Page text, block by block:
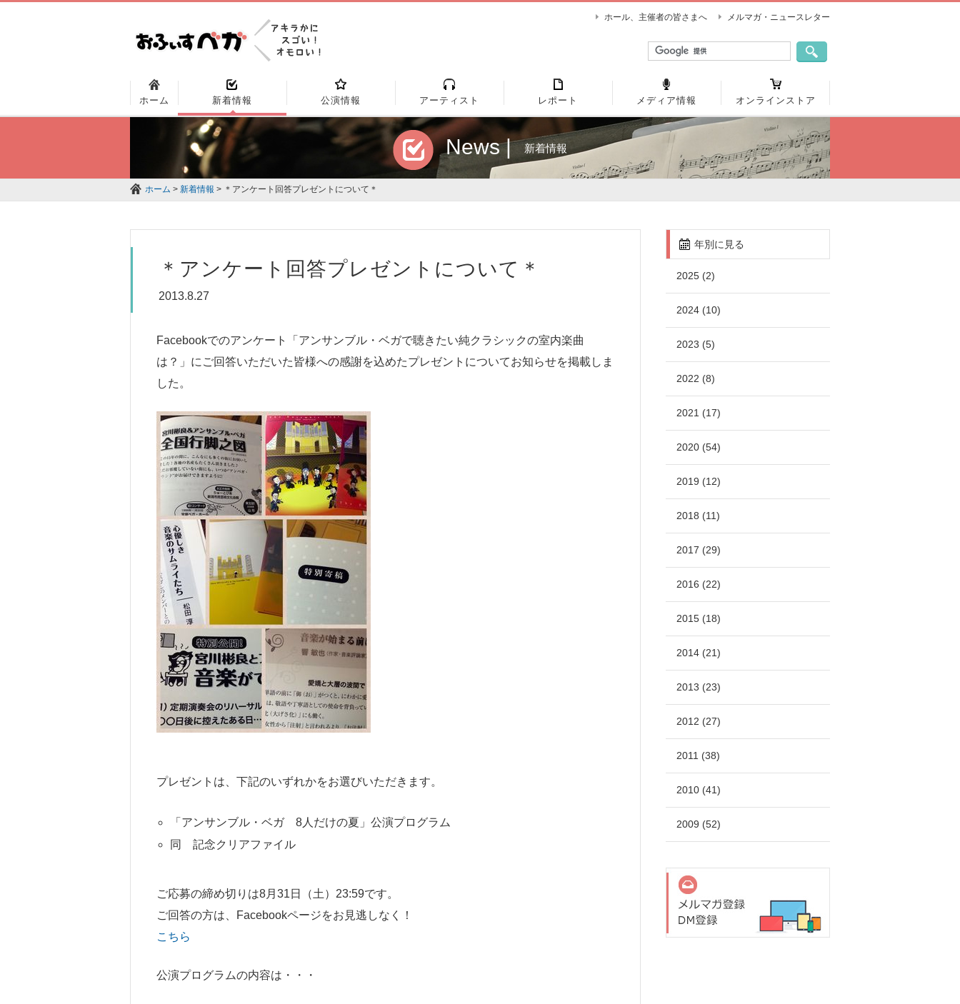
ホール、主催者の皆さまへ メルマガ・ニュースレター
ホーム 新着情報 公演情報 アーティスト レポート メディア情報 オンラインストア
News | 新着情報
ホーム > 新着情報 > ＊アンケート回答プレゼントについて＊
＊アンケート回答プレゼントについて＊
2013.8.27
Facebookでのアンケート「アンサンブル・ベガで聴きたい純クラシックの室内楽曲
は？」にご回答いただいた皆様への感謝を込めたプレゼントについてお知らせを掲載しま
した。
プレゼントは、下記のいずれかをお選びいただきます。
「アンサンブル・ベガ 8人だけの夏」公演プログラム
同 記念クリアファイル
ご応募の締め切りは8月31日（土）23:59です。
ご回答の方は、Facebookページをお見逃しなく！
こちら
公演プログラムの内容は・・・
年別に見る
2025 (2)
2024 (10)
2023 (5)
2022 (8)
2021 (17)
2020 (54)
2019 (12)
2018 (11)
2017 (29)
2016 (22)
2015 (18)
2014 (21)
2013 (23)
2012 (27)
2011 (38)
2010 (41)
2009 (52)